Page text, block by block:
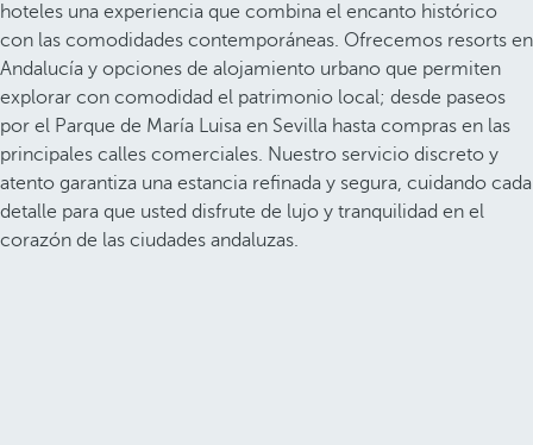
hoteles una experiencia que combina el encanto histórico
con las comodidades contemporáneas. Ofrecemos resorts en
Andalucía y opciones de alojamiento urbano que permiten
explorar con comodidad el patrimonio local; desde paseos
por el Parque de María Luisa en Sevilla hasta compras en las
principales calles comerciales. Nuestro servicio discreto y
atento garantiza una estancia refinada y segura, cuidando cada
detalle para que usted disfrute de lujo y tranquilidad en el
corazón de las ciudades andaluzas.